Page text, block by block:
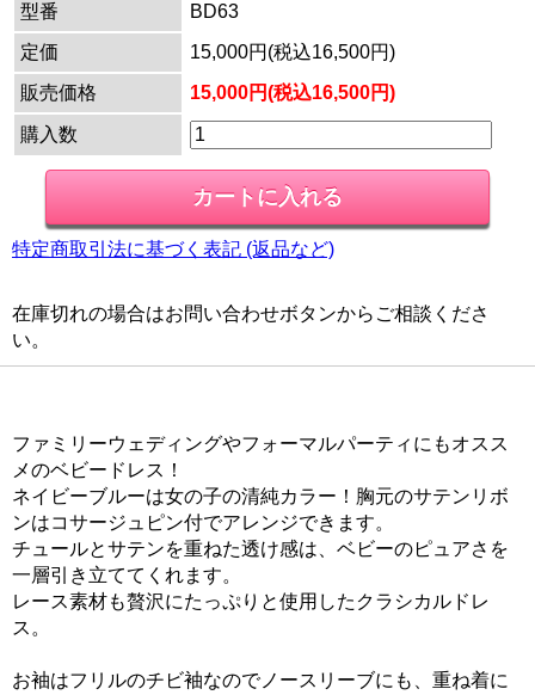
型番
BD63
定価
15,000円(税込16,500円)
販売価格
15,000円(税込16,500円)
購入数
特定商取引法に基づく表記 (返品など)
在庫切れの場合はお問い合わせボタンからご相談くださ
い。
ファミリーウェディングやフォーマルパーティにもオスス
メのベビードレス！
ネイビーブルーは女の子の清純カラー！胸元のサテンリボ
ンはコサージュピン付でアレンジできます。
チュールとサテンを重ねた透け感は、ベビーのピュアさを
一層引き立ててくれます。
レース素材も贅沢にたっぷりと使用したクラシカルドレ
ス。
お袖はフリルのチビ袖なのでノースリーブにも、重ね着に